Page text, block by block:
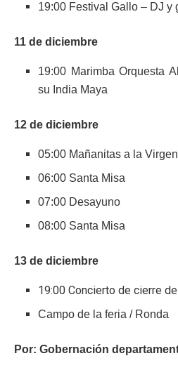
19:00 Festival Gallo – DJ y
11 de diciembre
19:00 Marimba Orquesta
su India Maya
12 de diciembre
05:00 Mañanitas a la
06:00 Santa Misa
07:00 Desayuno
08:00 Santa Misa
13 de diciembre
19:00 Concierto de cierre
Campo de la feria / Ronda
Por: Gobernación